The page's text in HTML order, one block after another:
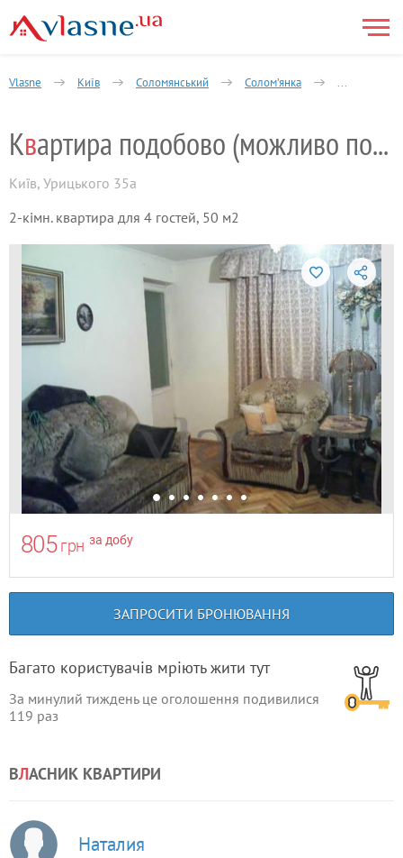
Vlasne Київ Соломянський Солом’янка 2-кімнатна
Кв артира подобово (можливо почасово)
Київ, Урицького 35а
2-кімн. квартира для 4 гостей, 50 м2
805 грн за добу
ЗАПРОСИТИ БРОНЮВАННЯ
Багато користувачів мріють жити тут
За минулий тиждень це оголошення подивилися
119 раз
ВЛАСНИК КВАРТИРИ
Наталия